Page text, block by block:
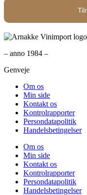
– anno 1984 –
Genveje
Om os
Min side
Kontakt os
Kontrolrapporter
Persondatapolitik
Handelsbetingelser
Om os
Min side
Kontakt os
Kontrolrapporter
Persondatapolitik
Handelsbetingelser